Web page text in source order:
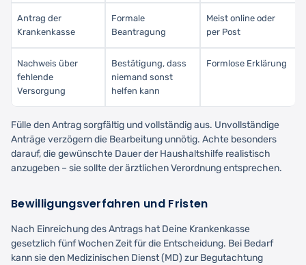
Antrag der
Krankenkasse
Formale
Beantragung
Meist online oder
per Post
Nachweis über
fehlende
Versorgung
Bestätigung, dass
niemand sonst
helfen kann
Formlose Erklärung
Fülle den Antrag sorgfältig und vollständig aus. Unvollständige
Anträge verzögern die Bearbeitung unnötig. Achte besonders
darauf, die gewünschte Dauer der Haushaltshilfe realistisch
anzugeben – sie sollte der ärztlichen Verordnung entsprechen.
Bewilligungsverfahren und Fristen
Nach Einreichung des Antrags hat Deine Krankenkasse
gesetzlich fünf Wochen Zeit für die Entscheidung. Bei Bedarf
kann sie den Medizinischen Dienst (MD) zur Begutachtung